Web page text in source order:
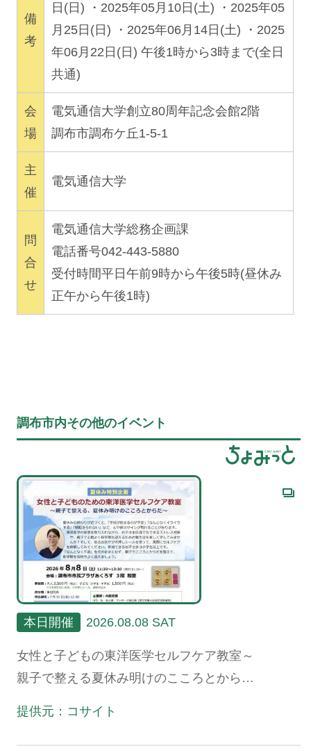
備
考
日(日) ・2025年05月10日(土) ・2025年05
月25日(日) ・2025年06月14日(土) ・2025
年06月22日(日) 午後1時から3時まで(全日
共通)
会
場
電気通信大学創立80周年記念会館2階
調布市調布ケ丘1-5-1
主
催
電気通信大学
問
合
せ
電気通信大学総務企画課
電話番号042-443-5880
受付時間平日午前9時から午後5時(昼休み
正午から午後1時)
調布市内その他のイベント
本日開催 2026.08.08 SAT
女性と子どもの東洋医学セルフケア教室～
親子で整える夏休み明けのこころとからだ
提供元：コサイト